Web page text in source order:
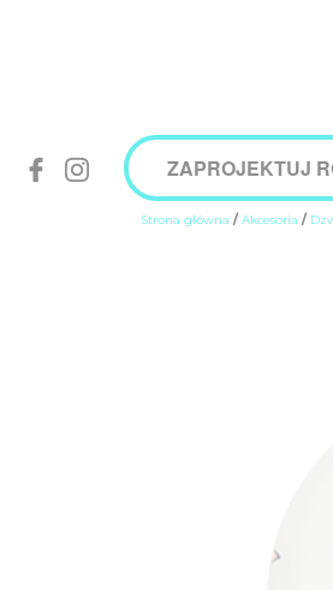
ZAPROJEKTUJ
Strona główna / Akcesoria /